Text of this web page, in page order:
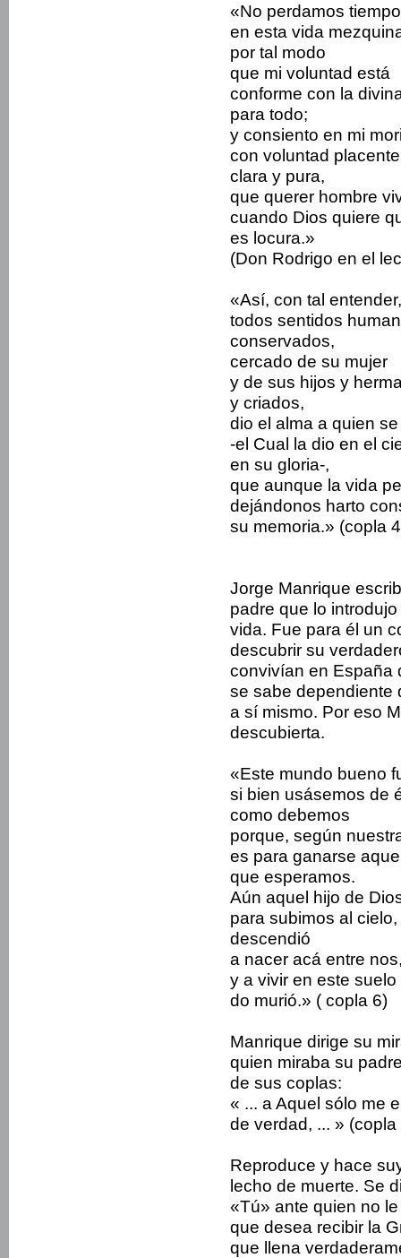
«No perdamos
en esta vida
por tal modo
que mi voluntad está
conforme con la
para todo;
y consiento en mi
con voluntad
clara y pura,
que querer hombre
cuando Dios quiere
es locura.»
(Don Rodrigo en el
«Así, con tal entender,
todos sentidos
conservados,
cercado de su mujer
y de sus hijos y
y criados,
dio el alma a quien
-el Cual la dio en el
en su gloria-,
que aunque la vida
dejándonos harto
su memoria.» (copla
Jorge Manrique
padre que lo
vida. Fue para él un
descu­brir su
convivían en España
se sabe dependiente
a sí mismo. Por eso
descubierta.
«Este mundo bueno
si bien usásemos de
como debemos
porque, según
es para ganarse
que esperamos.
Aún aquel hijo de
para subimos al cielo,
descendió
a nacer acá entre
y a vivir en este suelo
do murió.» ( copla 6)
Manrique dirige su
quien miraba su
de sus coplas:
« ... a Aquel sólo me
de verdad, ... » (copla
Reproduce y hace
lecho de muerte. Se
«Tú» ante quien no
que desea recibir la
que llena